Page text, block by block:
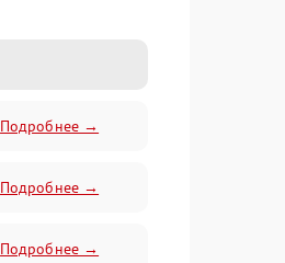
Подробнее →
Подробнее →
Подробнее →